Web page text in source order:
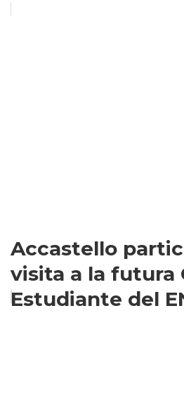
Accastello
visita a la futura
Estudiante del